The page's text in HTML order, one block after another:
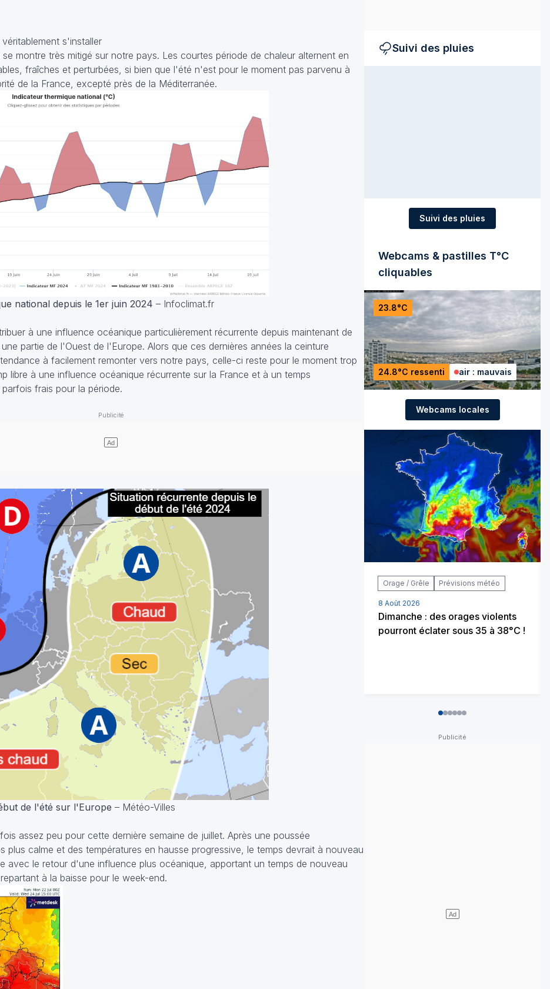
s'installer
montre très mitigé sur notre pays. Les courtes période de chaleur alternent en
fraîches et perturbées, si bien que l'été n'est pour le moment pas parvenu à
de la France, excepté près de la Méditerranée.
national depuis le 1er juin 2024 – Infoclimat.fr
à une influence océanique particulièrement récurrente depuis maintenant de
partie de l'Ouest de l'Europe. Alors que ces dernières années la ceinture
à facilement remonter vers notre pays, celle-ci reste pour le moment trop
libre à une influence océanique récurrente sur la France et à un temps
frais pour la période.
de l'été sur l'Europe – Météo-Villes
assez peu pour cette dernière semaine de juillet. Après une poussée
plus calme et des températures en hausse progressive, le temps devrait à nouveau
avec le retour d'une influence plus océanique, apportant un temps de nouveau
à la baisse pour le week-end.
Suivi des pluies
Suivi des pluies
Webcams & pastilles T°C
cliquables
23.8°C
24.8°C ressenti air : mauvais
Webcams locales
Orage / Grêle Prévisions météo
8 Août 2026
Dimanche : des orages violents
pourront éclater sous 35 à 38°C !
012345